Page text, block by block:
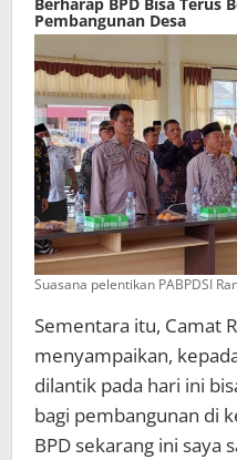
Pembangunan Desa
Suasana pelentikan PABPDSI
Sementara itu, Camat
menyampaikan,
dilantik pada hari ini
bagi pembangunan di
BPD sekarang ini saya